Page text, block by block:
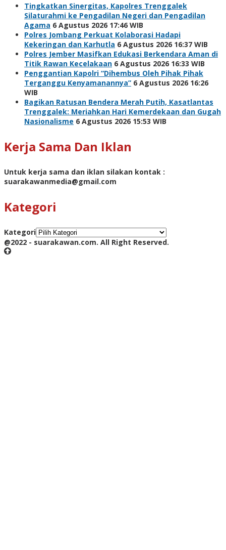
Tingkatkan Sinergitas, Kapolres Trenggalek
Silaturahmi ke Pengadilan Negeri dan Pengadilan
Agama 6 Agustus 2026 17:46 WIB
Polres Jombang Perkuat Kolaborasi Hadapi
Kekeringan dan Karhutla 6 Agustus 2026 16:37 WIB
Polres Jember Masifkan Edukasi Berkendara Aman di
Titik Rawan Kecelakaan 6 Agustus 2026 16:33 WIB
Penggantian Kapolri “Dihembus Oleh Pihak Pihak
Terganggu Kenyamanannya” 6 Agustus 2026 16:26
WIB
Bagikan Ratusan Bendera Merah Putih, Kasatlantas
Trenggalek: Meriahkan Hari Kemerdekaan dan Gugah
Nasionalisme 6 Agustus 2026 15:53 WIB
Kerja Sama Dan Iklan
Untuk kerja sama dan iklan silakan kontak :
suarakawanmedia@gmail.com
Kategori
Kategori
@2022 - suarakawan.com. All Right Reserved.